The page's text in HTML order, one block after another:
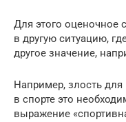
Для этого оценочное
в другую ситуацию,
другое значение,
Например, злость для
в спорте это
выражение